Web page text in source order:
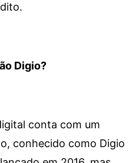
Digio?
conta com um
conhecido como Digio